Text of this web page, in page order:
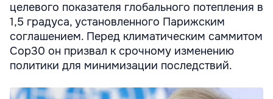
целевого показателя глобального потепления в
1,5 градуса, установленного Парижским
соглашением. Перед климатическим саммитом
Cop30 он призвал к срочному изменению
политики для минимизации последствий.